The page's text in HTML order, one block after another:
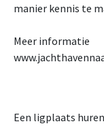
manier kennis te
Meer informatie
Een ligplaats